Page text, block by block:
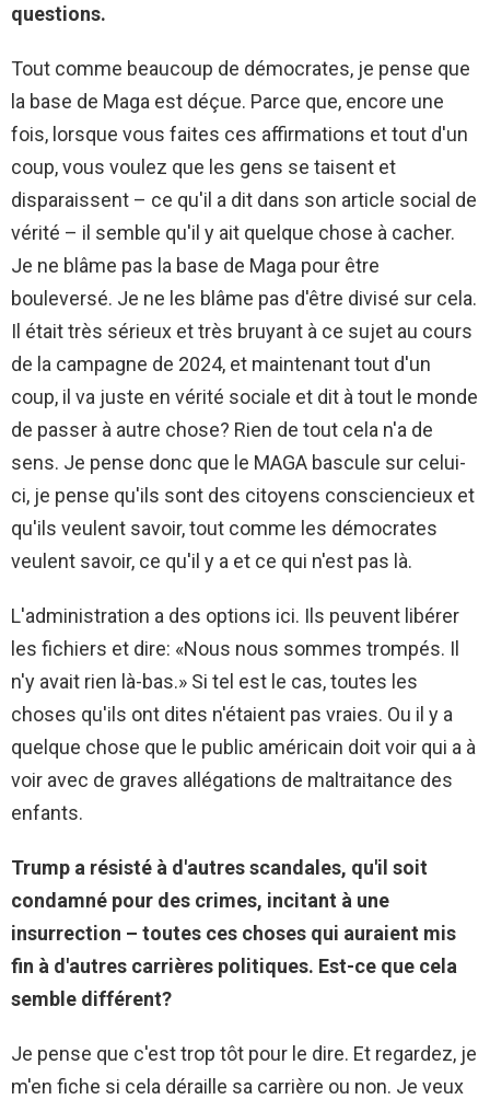
questions.
Tout comme beaucoup de démocrates, je pense que
la base de Maga est déçue. Parce que, encore une
fois, lorsque vous faites ces affirmations et tout d'un
coup, vous voulez que les gens se taisent et
disparaissent – ce qu'il a dit dans son article social de
vérité – il semble qu'il y ait quelque chose à cacher.
Je ne blâme pas la base de Maga pour être
bouleversé. Je ne les blâme pas d'être divisé sur cela.
Il était très sérieux et très bruyant à ce sujet au cours
de la campagne de 2024, et maintenant tout d'un
coup, il va juste en vérité sociale et dit à tout le monde
de passer à autre chose? Rien de tout cela n'a de
sens. Je pense donc que le MAGA bascule sur celui-
ci, je pense qu'ils sont des citoyens consciencieux et
qu'ils veulent savoir, tout comme les démocrates
veulent savoir, ce qu'il y a et ce qui n'est pas là.
L'administration a des options ici. Ils peuvent libérer
les fichiers et dire: «Nous nous sommes trompés. Il
n'y avait rien là-bas.» Si tel est le cas, toutes les
choses qu'ils ont dites n'étaient pas vraies. Ou il y a
quelque chose que le public américain doit voir qui a à
voir avec de graves allégations de maltraitance des
enfants.
Trump a résisté à d'autres scandales, qu'il soit
condamné pour des crimes, incitant à une
insurrection – toutes ces choses qui auraient mis
fin à d'autres carrières politiques. Est-ce que cela
semble différent?
Je pense que c'est trop tôt pour le dire. Et regardez, je
m'en fiche si cela déraille sa carrière ou non. Je veux